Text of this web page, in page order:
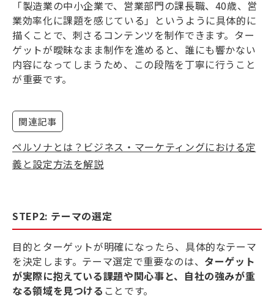
「製造業の中小企業で、営業部門の課長職、40歳、営
業効率化に課題を感じている」というように具体的に
描くことで、刺さるコンテンツを制作できます。ター
ゲットが曖昧なまま制作を進めると、誰にも響かない
内容になってしまうため、この段階を丁寧に行うこと
が重要です。
関連記事
ペルソナとは？ビジネス・マーケティングにおける定
義と設定方法を解説
STEP2: テーマの選定
目的とターゲットが明確になったら、具体的なテーマ
を決定します。テーマ選定で重要なのは、 ターゲット
が実際に抱えている課題や関心事と、自社の強みが重
なる領域を見つける ことです。